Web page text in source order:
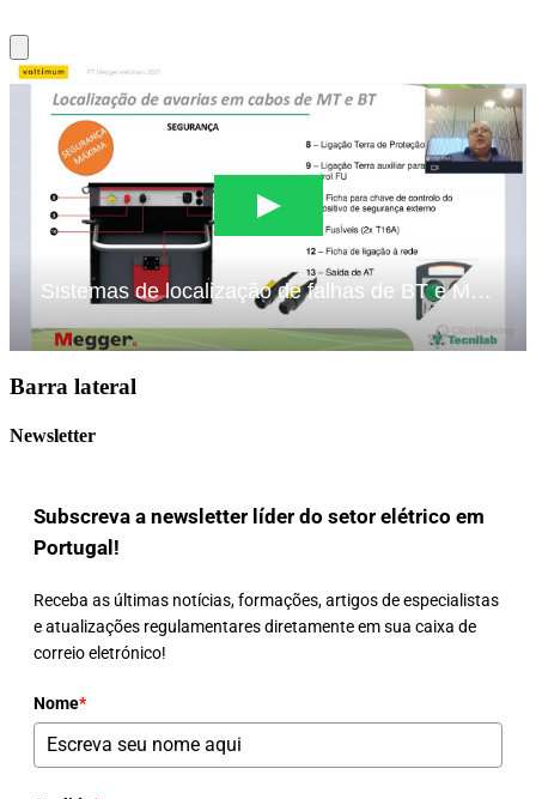
Barra lateral
Newsletter
Subscreva a newsletter líder do setor elétrico em
Portugal!
Receba as últimas notícias, formações, artigos de especialistas
e atualizações regulamentares diretamente em sua caixa de
correio eletrónico!
Nome*